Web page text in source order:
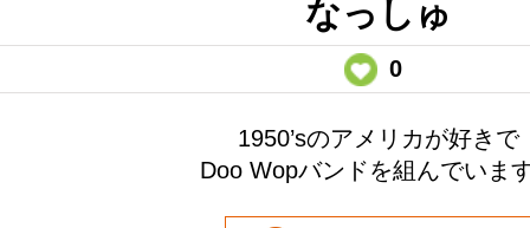
なっしゅ
0
1950’sのアメリカが好きで
Doo Wopバンドを組んでいま